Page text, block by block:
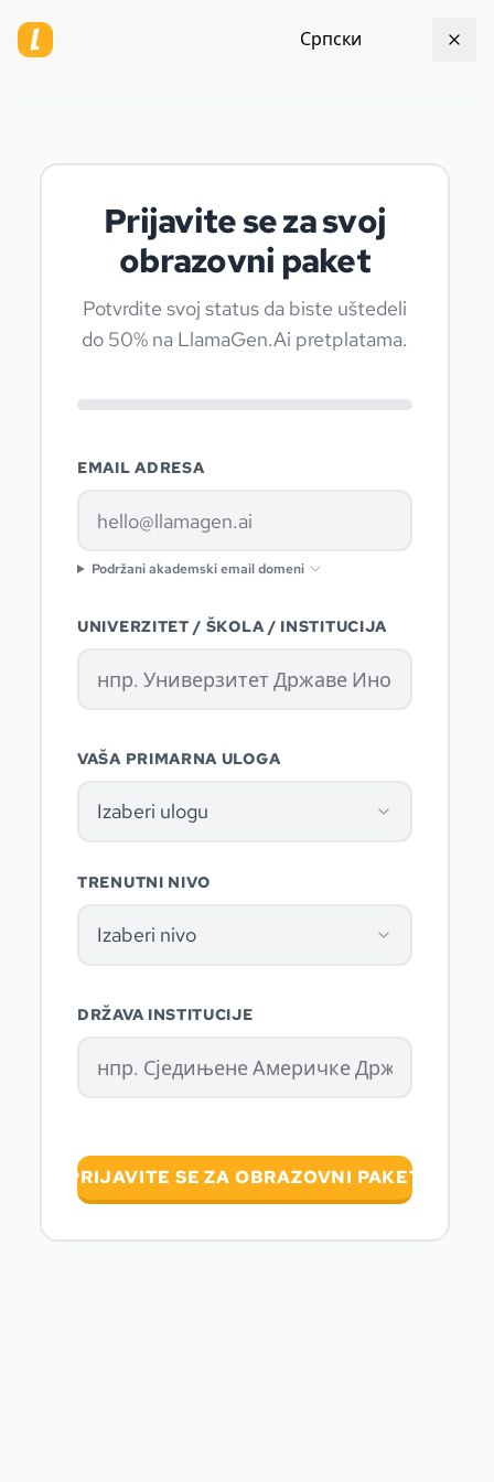
Српски
Prijavite se za svoj
obrazovni paket
Potvrdite svoj status da biste uštedeli
do 50% na LlamaGen.Ai pretplatama.
EMAIL ADRESA
Podržani akademski email domeni
UNIVERZITET / ŠKOLA / INSTITUCIJA
VAŠA PRIMARNA ULOGA
Izaberi ulogu
TRENUTNI NIVO
Izaberi nivo
DRŽAVA INSTITUCIJE
PRIJAVITE SE ZA OBRAZOVNI PAKET